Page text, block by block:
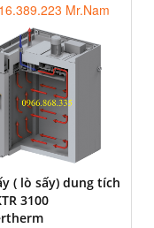
Mr.Nam
( lò sấy) dung tích
3100